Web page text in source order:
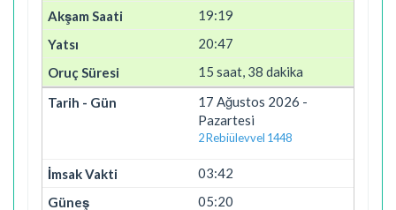
19:19
20:47
15 saat, 38 dakika
17 Ağustos 2026 -
Pazartesi
2 Rebiülevvel 1448
03:42
05:20